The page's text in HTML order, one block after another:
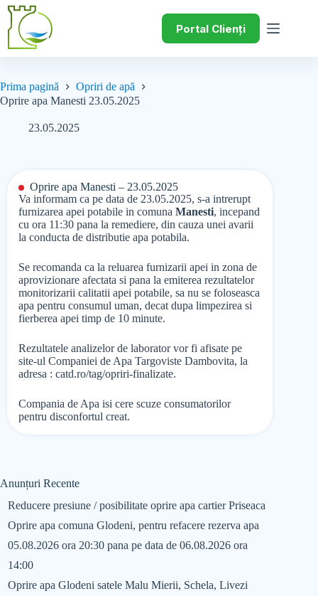
Portal Clienți
Prima pagină
Opriri de apă
Oprire apa Manesti 23.05.2025
23.05.2025
Oprire apa Manesti – 23.05.2025
Va informam ca pe data de 23.05.2025, s-a intrerupt
furnizarea apei potabile in comuna Manesti, incepand
cu ora 11:30 pana la remediere, din cauza unei avarii
la conducta de distributie apa potabila.
Se recomanda ca la reluarea furnizarii apei in zona de
aprovizionare afectata si pana la emiterea rezultatelor
monitorizarii calitatii apei potabile, sa nu se foloseasca
apa pentru consumul uman, decat dupa limpezirea si
fierberea apei timp de 10 minute.
Rezultatele analizelor de laborator vor fi afisate pe
site-ul Companiei de Apa Targoviste Dambovita, la
adresa : catd.ro/tag/opriri-finalizate.
Compania de Apa isi cere scuze consumatorilor
pentru disconfortul creat.
Anunțuri Recente
Reducere presiune / posibilitate oprire apa cartier Priseaca
Oprire apa comuna Glodeni, pentru refacere rezerva apa
05.08.2026 ora 20:30 pana pe data de 06.08.2026 ora
14:00
Oprire apa Glodeni satele Malu Mierii, Schela, Livezi